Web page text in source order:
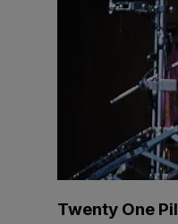
Twenty One